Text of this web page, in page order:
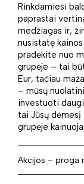
Rinkdamiesi
paprastai
medžiagas ir,
nusistatę
pradėkite nuo
grupėje – tai
Eur, tačiau
– mūsų
investuoti
tai Jūsų
grupėje
Akcijos – proga